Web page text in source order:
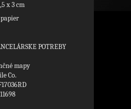
x 3 cm
POTREBY
mapy
Co.